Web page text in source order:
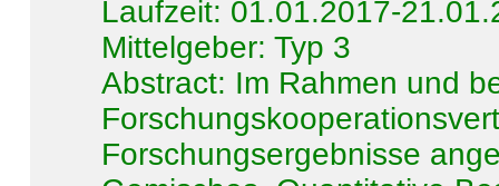
Laufzeit: 01.01.2017-
Mittelgeber: Typ 3
Abstract: Im Rahmen und
Forschungsergebnisse